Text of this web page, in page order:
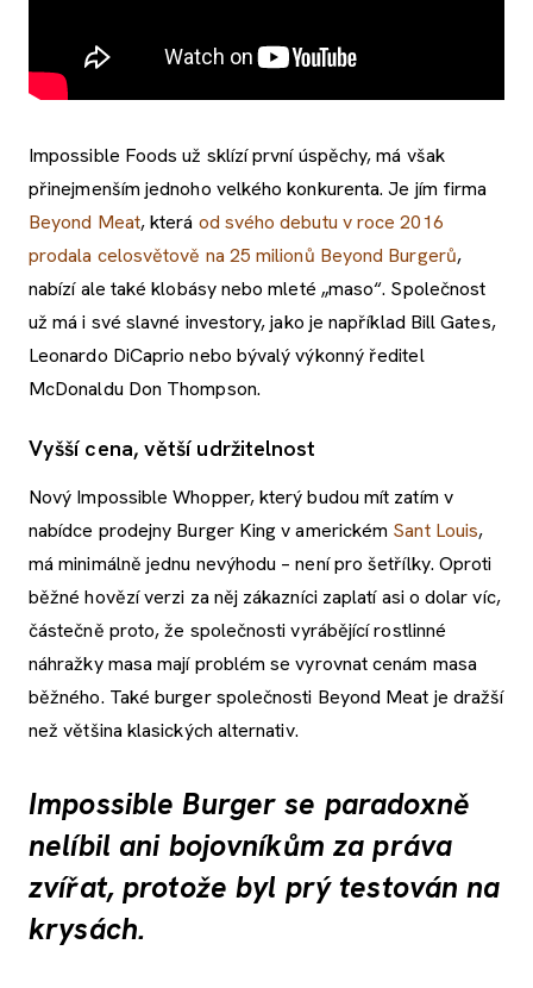
Impossible Foods už sklízí první úspěchy, má však
přinejmenším jednoho velkého konkurenta. Je jím firma
Beyond Meat, která od svého debutu v roce 2016
prodala celosvětově na 25 milionů Beyond Burgerů,
nabízí ale také klobásy nebo mleté „maso“. Společnost
už má i své slavné investory, jako je například Bill Gates,
Leonardo DiCaprio nebo bývalý výkonný ředitel
McDonaldu Don Thompson.
Vyšší cena, větší udržitelnost
Nový Impossible Whopper, který budou mít zatím v
nabídce prodejny Burger King v americkém Sant Louis,
má minimálně jednu nevýhodu – není pro šetřílky. Oproti
běžné hovězí verzi za něj zákazníci zaplatí asi o dolar víc,
částečně proto, že společnosti vyrábějící rostlinné
náhražky masa mají problém se vyrovnat cenám masa
běžného. Také burger společnosti Beyond Meat je dražší
než většina klasických alternativ.
Impossible Burger se paradoxně
nelíbil ani bojovníkům za práva
zvířat, protože byl prý testován na
krysách.